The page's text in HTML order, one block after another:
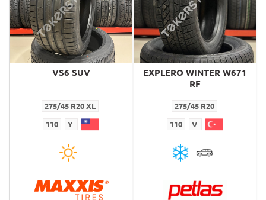
VS6 SUV
275/45 R20 XL
110 Y
EXPLERO WINTER W671
RF
275/45 R20
110 V